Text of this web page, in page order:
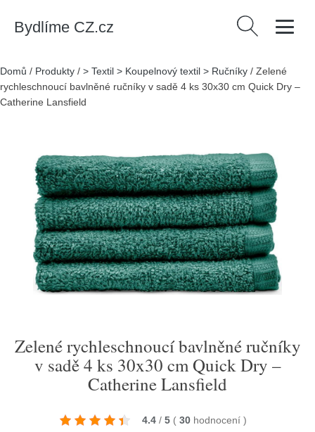
Bydlíme CZ.cz Vyhledávání
Domů / Produkty / > Textil > Koupelnový textil > Ručníky / Zelené
rychleschnoucí bavlněné ručníky v sadě 4 ks 30x30 cm Quick Dry –
Catherine Lansfield
Zelené rychleschnoucí bavlněné ručníky
v sadě 4 ks 30x30 cm Quick Dry –
Catherine Lansfield
4.4 / 5 ( 30 hodnocení )